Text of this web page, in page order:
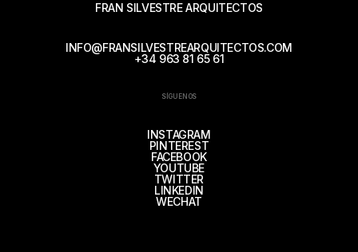
FRAN SILVESTRE ARQUITECTOS
INFO@FRANSILVESTREARQUITECTOS.COM
+34 963 81 65 61
SÍGUENOS
INSTAGRAM
PINTEREST
FACEBOOK
YOUTUBE
TWITTER
LINKEDIN
WECHAT